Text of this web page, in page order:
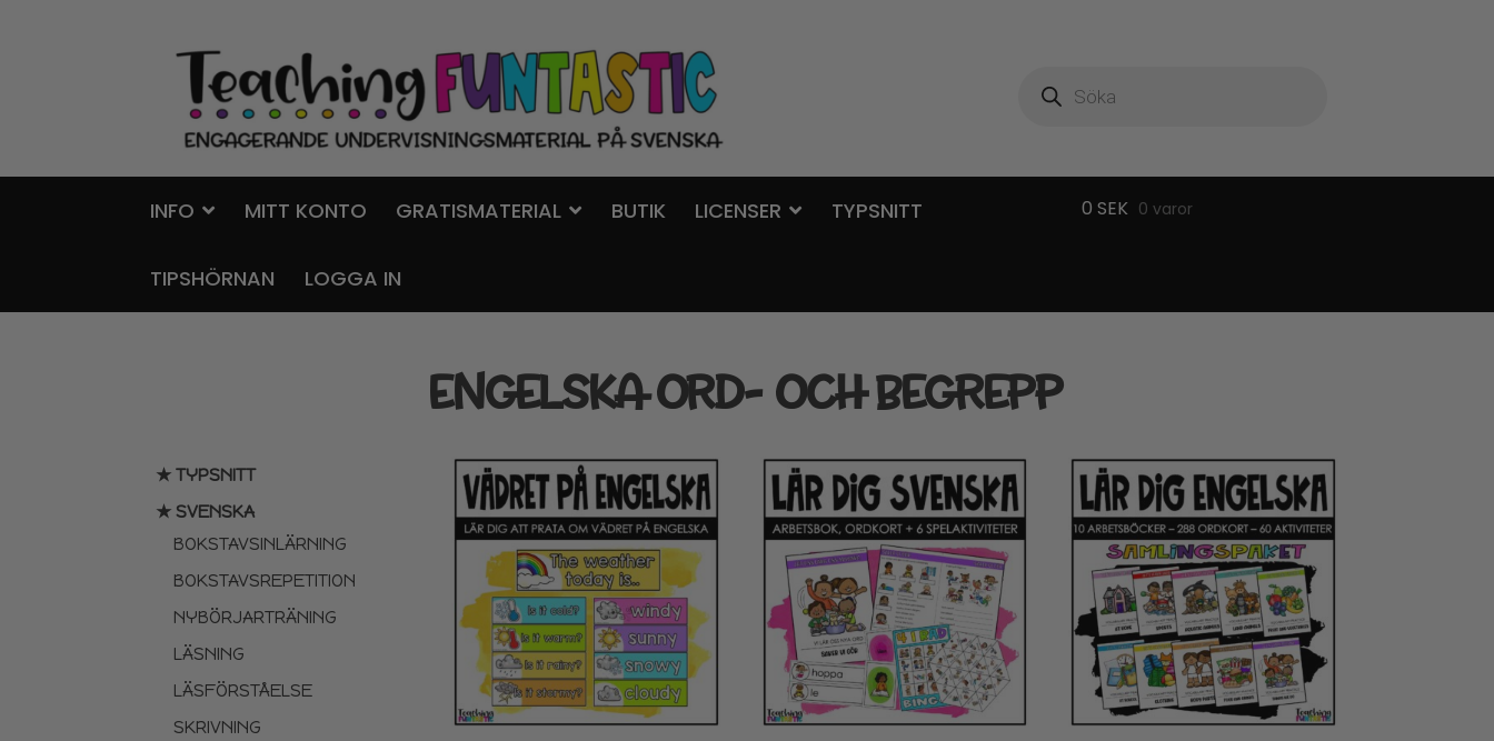
Hoppa
navigering
Gå
innehåll
INFO MITT KONTO GRATISMATERIAL BUTIK LICENSER TYPSNITT
TIPSHÖRNAN LOGGA IN
0 SEK 0 varor
ENGELSKA ORD- OCH BEGREPP
★ TYPSNITT
★ SVENSKA
BOKSTAVSINLÄRNING
BOKSTAVSREPETITION
NYBÖRJARTRÄNING
LÄSNING
LÄSFÖRSTÅELSE
SKRIVNING